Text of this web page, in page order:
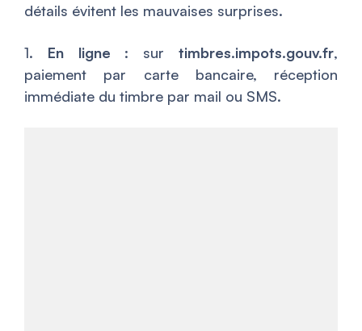
détails évitent les mauvaises surprises.
1. En ligne : surtimbres.impots.gouv.fr,
paiement par carte bancaire, réception
immédiate du timbre par mail ou SMS.